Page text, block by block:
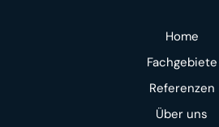
Home
Fachgebiete
Referenzen
Über uns